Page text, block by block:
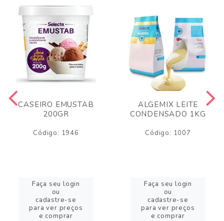
CASEIRO EMUSTAB
200GR
Código: 1946
Faça seu login
ou
cadastre-se
para ver preços
e comprar
ALGEMIX LEITE
CONDENSADO 1KG
Código: 1007
Faça seu login
ou
cadastre-se
para ver preços
e comprar